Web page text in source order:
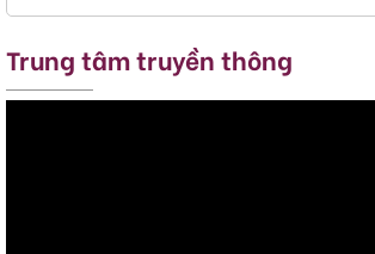
Trung tâm truyền thông